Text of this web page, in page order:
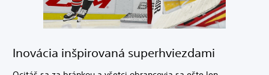
Inovácia inšpirovaná superhviezdami